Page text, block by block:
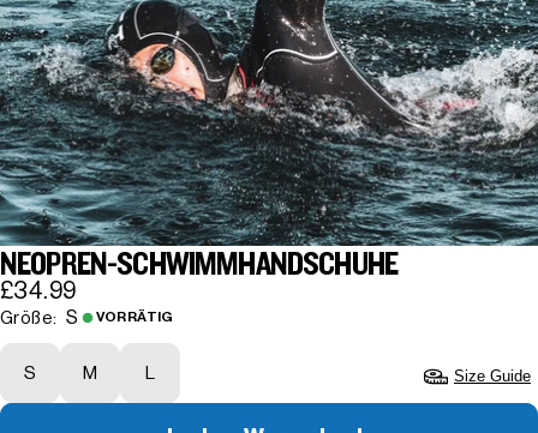
NEOPREN-SCHWIMMHANDSCHUHE
£34.99
Größe: S VORRÄTIG
S M L Size Guide